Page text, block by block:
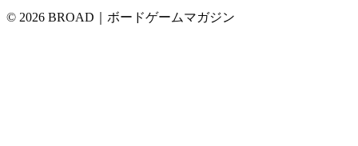
© 2026 BROAD｜ボードゲームマガジン